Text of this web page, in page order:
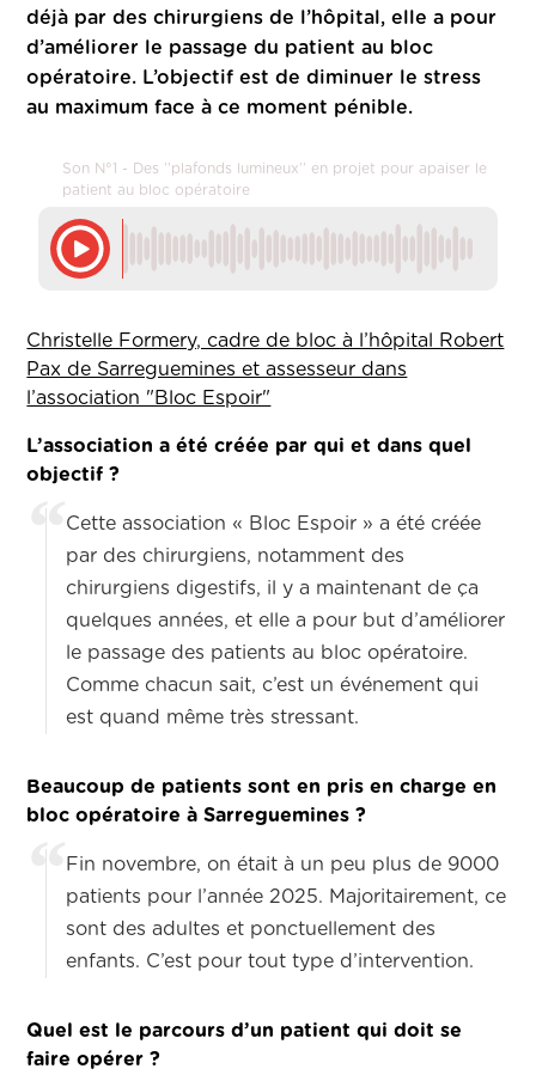
déjà par des chirurgiens de l’hôpital, elle a pour
d’améliorer le passage du patient au bloc
opératoire. L’objectif est de diminuer le stress
au maximum face à ce moment pénible.
Son N°1 - Des ’’plafonds lumineux’’ en projet pour apaiser le
patient au bloc opératoire
Christelle Formery, cadre de bloc à l’hôpital Robert
Pax de Sarreguemines et assesseur dans
l’association "Bloc Espoir"
L’association a été créée par qui et dans quel
objectif ?
Cette association « Bloc Espoir » a été créée
par des chirurgiens, notamment des
chirurgiens digestifs, il y a maintenant de ça
quelques années, et elle a pour but d’améliorer
le passage des patients au bloc opératoire.
Comme chacun sait, c’est un événement qui
est quand même très stressant.
Beaucoup de patients sont en pris en charge en
bloc opératoire à Sarreguemines ?
Fin novembre, on était à un peu plus de 9000
patients pour l’année 2025. Majoritairement, ce
sont des adultes et ponctuellement des
enfants. C’est pour tout type d’intervention.
Quel est le parcours d’un patient qui doit se
faire opérer ?